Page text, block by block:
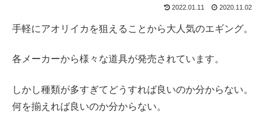
2022.01.11 2020.11.02
手軽にアオリイカを狙えることから大人気のエギング。
各メーカーから様々な道具が発売されています。
しかし種類が多すぎてどうすれば良いのか分からない。
何を揃えれば良いのか分からない。